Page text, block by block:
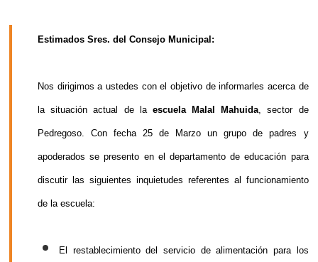
Estimados Sres. del Consejo Municipal:
Nos dirigimos a ustedes con el objetivo de informarles acerca de
la situación actual de la escuela Malal Mahuida, sector de
Pedregoso. Con fecha 25 de Marzo un grupo de padres y
apoderados se presento en el departamento de educación para
discutir las siguientes inquietudes referentes al funcionamiento
de la escuela:
El restablecimiento del servicio de alimentación para los